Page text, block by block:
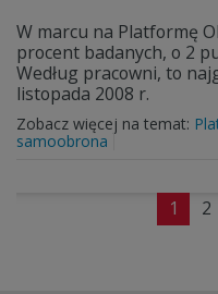
W marcu na Platformę
procent badanych, o 2
Według pracowni, to
listopada 2008 r.
Zobacz więcej na temat:
samoobrona
1 2